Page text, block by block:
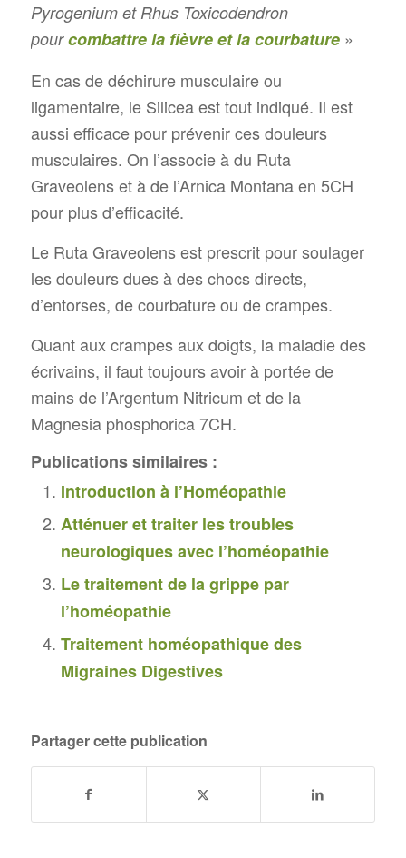
Pyrogenium et Rhus Toxicodendron
pourcombattre la fièvreet la courbature»
En cas de déchirure musculaire ou
ligamentaire, le Silicea est tout indiqué. Il est
aussi efficace pour prévenir ces douleurs
musculaires. On l’associe à du Ruta
Graveolens et à de l’Arnica Montana en 5CH
pour plus d’efficacité.
Le Ruta Graveolens est prescrit pour soulager
les douleurs dues à des chocs directs,
d’entorses, de courbature ou de crampes.
Quant aux crampes aux doigts, la maladie des
écrivains, il faut toujours avoir à portée de
mains de l’Argentum Nitricum et de la
Magnesia phosphorica 7CH.
Publications similaires :
Introduction à l’Homéopathie
Atténuer et traiter les troubles
neurologiques avec l’homéopathie
Le traitement de la grippe par
l’homéopathie
Traitement homéopathique des
Migraines Digestives
Partager cette publication